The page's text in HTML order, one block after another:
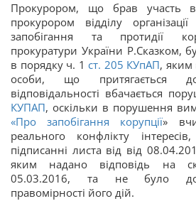
Прокурором, що брав участь
прокурором відділу
запобігання та протидії
прокуратури України Р.Сказком,
в порядку ч. 1ст. 205 КУпАП, яким
особи, що притягається до
відповідальності вбачається
КУПАП, оскільки в порушення
«Про запобігання корупції»
реального конфлікту
підписанні листа від від
яким надано відповідь на
05.03.2016, та не було
правомірності його дій.